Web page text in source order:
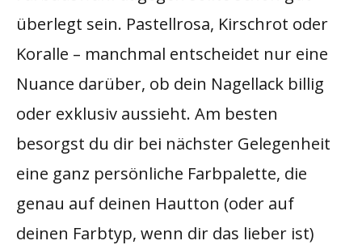
überlegt sein. Pastellrosa, Kirschrot oder
Koralle – manchmal entscheidet nur eine
Nuance darüber, ob dein Nagellack billig
oder exklusiv aussieht. Am besten
besorgst du dir bei nächster Gelegenheit
eine ganz persönliche Farbpalette, die
genau auf deinen Hautton (oder auf
deinen Farbtyp, wenn dir das lieber ist)